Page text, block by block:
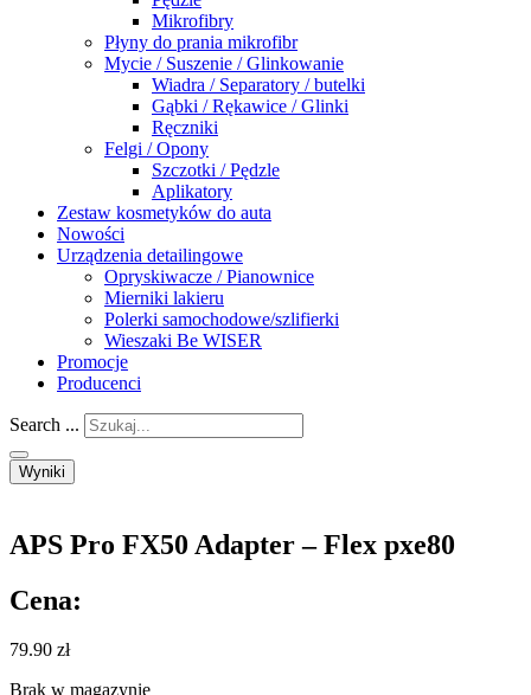
Mikrofibry
Płyny do prania mikrofibr
Mycie / Suszenie / Glinkowanie
Wiadra / Separatory / butelki
Gąbki / Rękawice / Glinki
Ręczniki
Felgi / Opony
Szczotki / Pędzle
Aplikatory
Zestaw kosmetyków do auta
Nowości
Urządzenia detailingowe
Opryskiwacze / Pianownice
Mierniki lakieru
Polerki samochodowe/szlifierki
Wieszaki Be WISER
Promocje
Producenci
Search ...
Wyniki
APS Pro FX50 Adapter – Flex pxe80
Cena:
79.90 zł
Brak w magazynie